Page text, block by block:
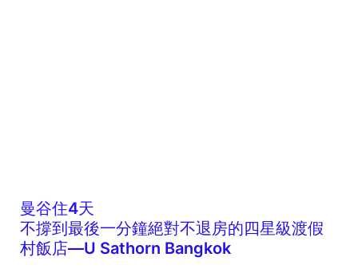
曼谷住4天
不撐到最後一分鐘絕對不退房的四星級渡假
村飯店—U Sathorn Bangkok